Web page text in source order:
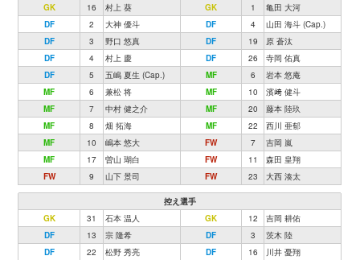
GK
16 村上 葵 GK 1
亀田 大河
DF
2 大神 優斗 DF 4
山田 海斗 (Cap.)
DF
3 野口 悠真 DF 19
原 蒼汰
DF
4 村上 慶 DF 26
寺岡 佑真
DF
5 五嶋 夏生 (Cap.) MF 6
岩本 悠庵
MF
6 兼松 将 MF 10
濱﨑 健斗
MF
7 中村 健之介 MF 20
藤本 陸玖
MF
8 畑 拓海 MF 22
西川 亜郁
MF
10 嶋本 悠大 FW 7
吉岡 嵐
MF
17 曽山 瑚白 FW 11
森田 皇翔
FW
9 山下 景司 FW 23 大西 湊太
控え選手
GK
31 石本 温人 GK 12
吉岡 耕佑
DF
13 宗 隆希 DF 3
茨木 陸
DF
22 松野 秀亮 DF 16
川井 憂翔